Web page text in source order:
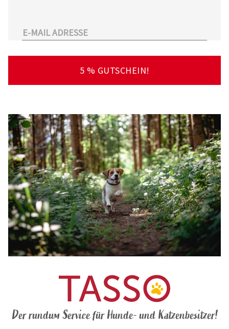
großen Anzahl an Partnertierärzten
finden – deutschlandweit!
5 % GUTSCHEIN!
Der rundum Service für Hunde- und Katzenbesitzer!